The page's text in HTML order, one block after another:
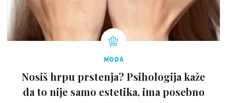
MODA
Nosiš hrpu prstenja? Psihologija kaže
da to nije samo estetika, ima posebno